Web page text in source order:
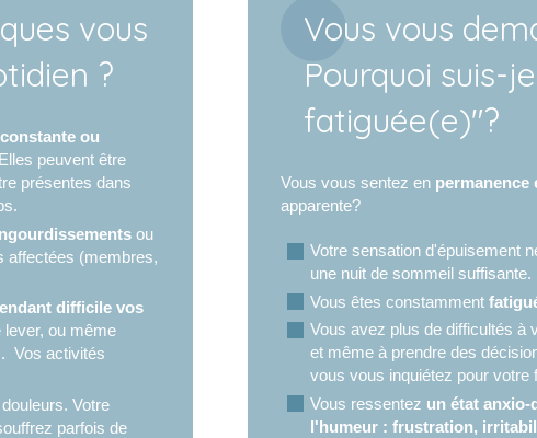
vous
?
constante ou
peuvent être
présentes dans
ou
affectées (membres,
endant difficile vos
ou même
Vos activités
Votre
parfois de
chronique,
intestinales...)
qui
sont le signe
de sang. Il existe
Vous vous
Pourquoi suis-
fatiguée(e)"?
Vous vous sentez en permanence
apparente?
Votre sensation d'épuisement
une nuit de sommeil suffisante.
Vous êtes constamment
Vous avez plus de difficultés à
et même à prendre des
vous vous inquiétez pour votre
Vous ressentez un état
l'humeur : frustration,
vous ne trouvez rien qui vous
Vous ne comprenez pas d’où
fatigue. Vous cherchez des
de santé sans savoir vraiment
déprime, vous fatigue, vous rend
vie se détériore...
Cependant,
ce n'est pas une
cause.